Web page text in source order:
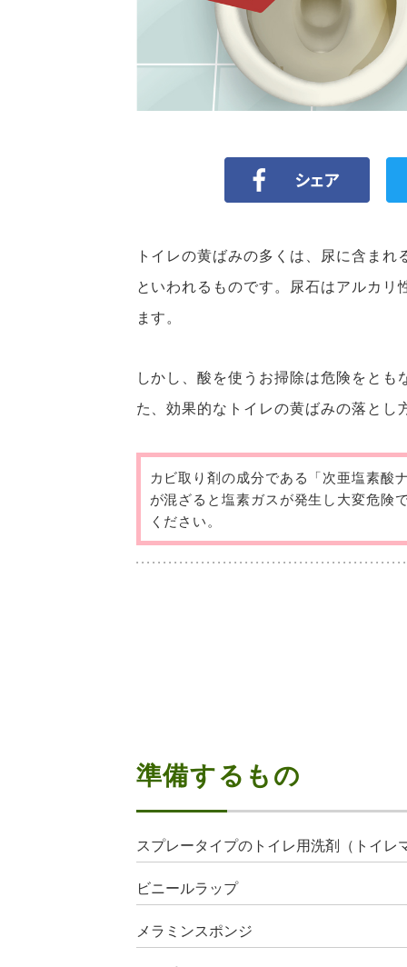
トイレの黄ばみの多くは、尿に含ま
といわれるものです。尿石はアルカ
ます。
しかし、酸を使うお掃除は危険をと
た、効果的なトイレの黄ばみの落とし
カビ取り剤の成分である「次亜塩素酸
が混ざると塩素ガスが発生し大変危険
ください。
準備するもの
スプレータイプのトイレ用洗剤（トイレ
ビニールラップ
メラミンスポンジ